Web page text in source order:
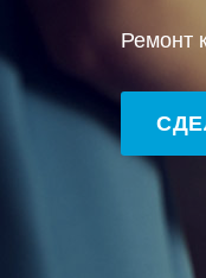
Ремонт